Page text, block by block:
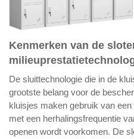
Kenmerken van de
De sluittechnologie die in de
grootste belang voor de
kluisjes maken gebruik van
met een herhalingsfrequentie
openen wordt voorkomen. De